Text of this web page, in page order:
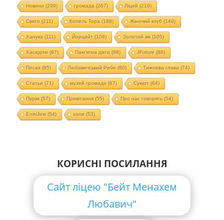
Новини (299) громада (267) Ліцей (216)
Свято (211) Колель Тора (188) Жіночий клуб (149)
Ханука (111) Йорцайт (108) Золотий вік(105)
Хасидізм (97) Пам'ятна дата (88) JFuture (88)
Песах(85) Любавичський Ребе (80) Тижнева глава (74)
Статьи (71) музей громади (67) Суккот (64)
Пурім (57) Привітання(55) Про нас говорять (54)
EnerJew(54) хали (53)
КОРИСНІ ПОСИЛАННЯ
Сайт ліцею "Бейт Менахем
Любавич"